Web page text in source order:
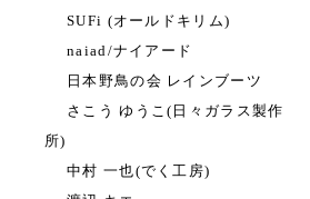
SUFi (オールドキリム)
naiad/ナイアード
日本野鳥の会 レインブーツ
さこう ゆうこ(日々ガラス製作
所)
中村 一也(でく工房)